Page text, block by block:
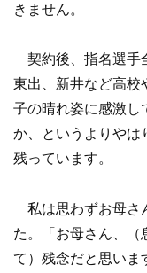
きません。
契約後、指名選手
東出、新井など高校
子の晴れ姿に感激し
か、というよりやは
残っています。
私は思わずお母さ
た。「お母さん、（
て）残念だと思いま